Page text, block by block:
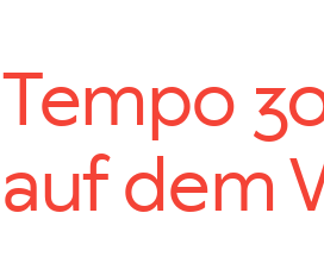
Tempo
auf dem